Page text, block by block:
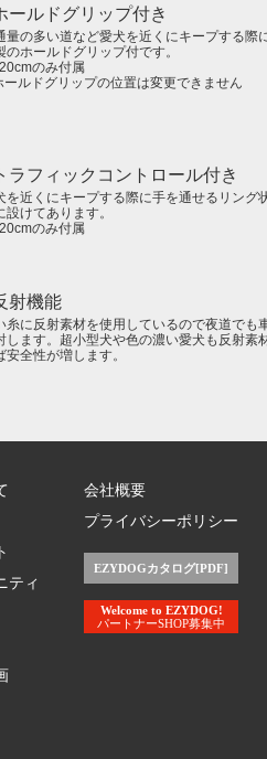
ールドグリップ付き
量の多い道など愛犬を近くにキープする際
のホールドグリップ付です。
のみ付属
ルドグリップの位置は変更できません
ラフィックコントロール付き
を近くにキープする際に手を通せるリング
設けてあります。
のみ付属
射機能
糸に反射素材を使用しているので夜道でも
します。超小型犬や色の濃い愛犬も反射素
安全性が増します。
ティ
会社概要
プライバシーポリシー
EZYDOGカタログ[PDF]
Welcome to EZYDOG!
パートナーSHOP募集中